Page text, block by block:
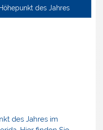
des Jahres
des Jahres im